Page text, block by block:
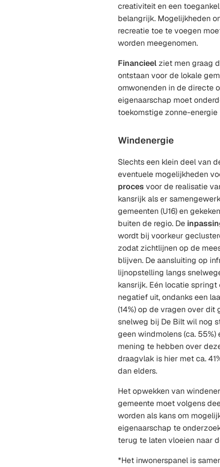
creativiteit en een
belangrijk. Mogelijkheden
recreatie toe te voegen
worden meegenomen.
Financieelziet men graag
ontstaan voor de lokale
omwonenden in de directe
eigenaarschap moet
toekomstige zonne-energie
Windenergie
Slechts een klein deel van
eventuele mogelijkheden
procesvoor de realisatie
kansrijk als er
gemeenten (U16) en
buiten de regio. De
wordt bij voorkeur
zodat zichtlijnen op de
blijven. De aansluiting op
lijnopstelling langs
kansrijk. Eén locatie
negatief uit, ondanks een
(14%) op de vragen over dit
snelweg bij De Bilt wil nog
geen windmolens (ca. 55%)
mening te hebben over
draagvlak is hier met ca.
dan elders.
Het opwekken van
gemeente moet volgens
worden als kans om
eigenaarschap te
terug te laten vloeien naar
*Het inwonerspanel is